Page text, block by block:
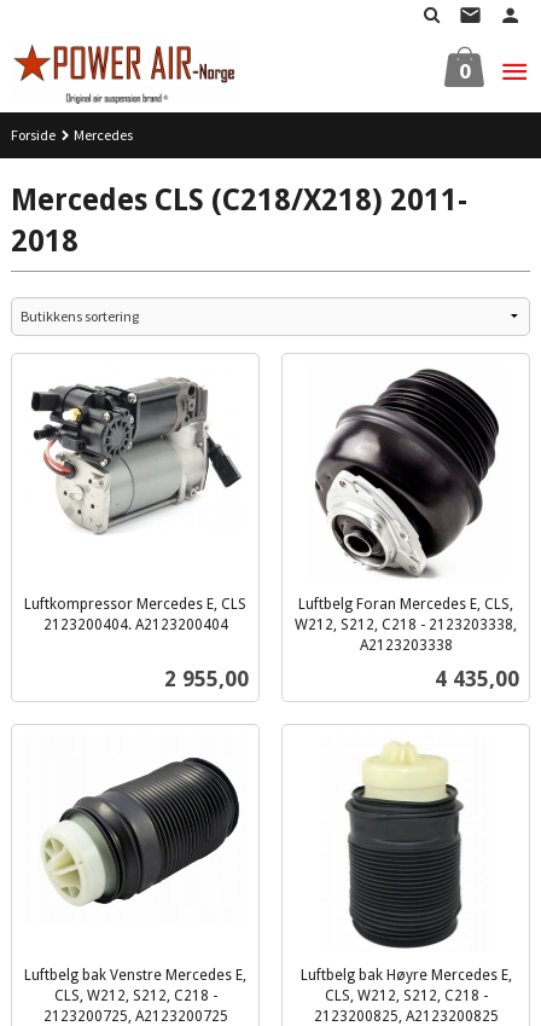
innholdet
0
Forside Mercedes
Mercedes CLS (C218/X218) 2011-
2018
Luftkompressor Mercedes E, CLS
2123200404. A2123200404
Pris
2 955,00
Luftbelg Foran Mercedes E, CLS,
W212, S212, C218 - 2123203338,
A2123203338
Pris
4 435,00
Luftbelg bak Venstre Mercedes E,
CLS, W212, S212, C218 -
2123200725, A2123200725
Luftbelg bak Høyre Mercedes E,
CLS, W212, S212, C218 -
2123200825, A2123200825